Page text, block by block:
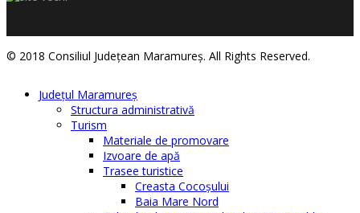
© 2018 Consiliul Judeţean Maramureş. All Rights Reserved.
Judeţul Maramureş
Structura administrativă
Turism
Materiale de promovare
Izvoare de apă
Trasee turistice
Creasta Cocoșului
Baia Mare Nord